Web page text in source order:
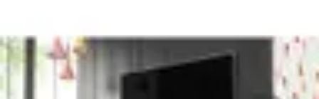
Musicales
ListasProducción de VideosPromoción Musical
Video y Música